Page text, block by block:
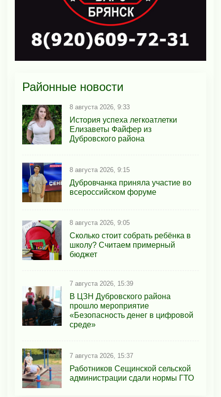
Районные новости
8 августа 2026, 9:33
История успеха легкоатлетки
Елизаветы Файфер из
Дубровского района
8 августа 2026, 9:15
Дубровчанка приняла участие во
всероссийском форуме
8 августа 2026, 9:05
Сколько стоит собрать ребёнка в
школу? Считаем примерный
бюджет
7 августа 2026, 15:39
В ЦЗН Дубровского района
прошло мероприятие
«Безопасность денег в цифровой
среде»
7 августа 2026, 15:37
Работников Сещинской сельской
администрации сдали нормы ГТО